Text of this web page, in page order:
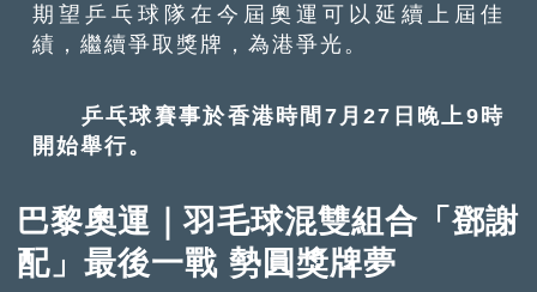
期望乒乓球隊在今屆奧運可以延續上屆佳
績，繼續爭取獎牌，為港爭光。
乒乓球賽事於香港時間7月27日晚上9時
開始舉行。
巴黎奧運｜羽毛球混雙組合「鄧謝
配」最後一戰 勢圓獎牌夢